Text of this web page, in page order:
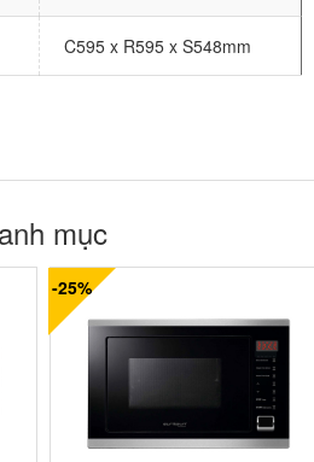
C595 x R595 x S548mm
mục
-25%